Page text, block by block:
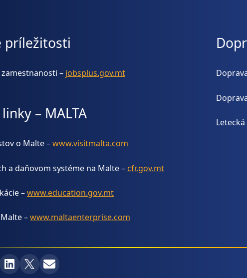
príležitosti
– jobsplus.gov.mt
– MALTA
o Malte –www.visitmalta.com
a daňovom systéme na Malte – cfr.gov.mt
–www.education.gov.mt
–www.maltaenterprise.com